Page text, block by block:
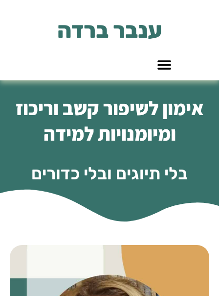
ענבר ברדה
אימון לשיפור קשב וריכוז
ומיומנויות למידה
בלי תיוגים ובלי כדורים